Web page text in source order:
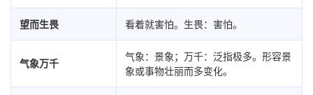
望而生畏 看着就害怕。生畏：害怕。
气象万千
气象：景象；万千：泛指极多。形容景
象或事物壮丽而多变化。